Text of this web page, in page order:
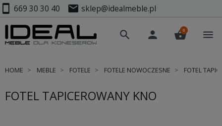
smartphone 669 30 30 40 mail sklep@idealmeble.pl
search person shopping_basket
0 menu
HOME MEBLE FOTELE FOTELE NOWOCZESNE FOTEL
FOTEL TAPICEROWANY KNO